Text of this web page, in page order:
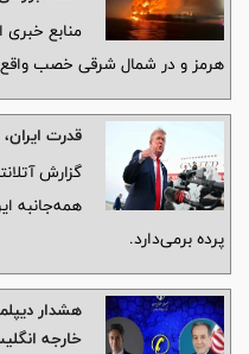
منابع
هرمز و در شمال شرقی خصب واقع
قدرت
گزارش
همه‌جانبه
پرده برمی‌دارد.
هشدار
خارجه